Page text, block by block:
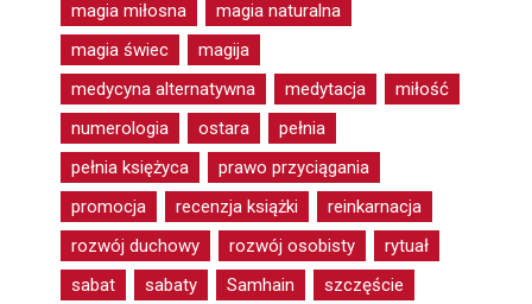
magia miłosna
magia naturalna
magia świec
magija
medycyna alternatywna
medytacja
miłość
numerologia
ostara
pełnia
pełnia księżyca
prawo przyciągania
promocja
recenzja książki
reinkarnacja
rozwój duchowy
rozwój osobisty
rytuał
sabat
sabaty Samhain
szczęście